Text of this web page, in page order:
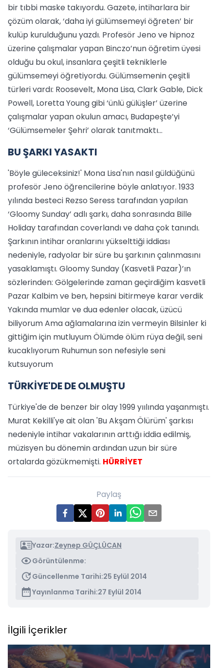
bir tıbbi maske takıyordu. Gazete, intiharlara bir
çözüm olarak, ‘daha iyi gülümsemeyi öğreten’ bir
kulüp kurulduğunu yazdı. Profesör Jeno ve hipnoz
üzerine çalışmalar yapan Binczo’nun öğretim üyesi
olduğu bu okul, insanlara çeşitli tekniklerle
gülümsemeyi öğretiyordu. Gülümsemenin çeşitli
türleri vardı: Roosevelt, Mona Lisa, Clark Gable, Dick
Powell, Loretta Young gibi ‘ünlü gülüşler’ üzerine
çalışmalar yapan okulun amacı, Budapeşte’yi
‘Gülümsemeler Şehri’ olarak tanıtmaktı...
BU ŞARKI YASAKTI
'Böyle güleceksiniz!' Mona Lisa'nın nasıl güldüğünü
profesör Jeno öğrencilerine böyle anlatıyor. 1933
yılında besteci Rezso Seress tarafından yapılan
‘Gloomy Sunday’ adlı şarkı, daha sonrasında Bille
Holiday tarafından coverlandı ve daha çok tanındı.
Şarkının intihar oranlarını yükselttiği iddiası
nedeniyle, radyolar bir süre bu şarkının çalınmasını
yasaklamıştı. Gloomy Sunday (Kasvetli Pazar)’ın
sözlerinden: Gölgelerinde zaman geçirdiğim kasvetli
Pazar Kalbim ve ben, hepsini bitirmeye karar verdik
Yakında mumlar ve dua edenler olacak, üzücü
biliyorum Ama ağlamalarına izin vermeyin Bilsinler ki
gittiğim için mutluyum Ölümde ölüm rüya değil, seni
kucaklıyorum Ruhumun son nefesiyle seni
kutsuyorum
TÜRKİYE'DE DE OLMUŞTU
Türkiye'de de benzer bir olay 1999 yıılında yaşanmıştı.
Murat Kekilli'ye ait olan 'Bu Akşam Ölürüm' şarkısı
nedeniyle intihar vakalarının arttığı iddia edilmiş,
müzisyen bu dönemin ardından uzun bir süre
ortalarda gözükmemişti. HÜRRİYET
Paylaş
Yazar:Zeynep GÜÇLÜCAN
Görüntülenme:
Güncellenme Tarihi:25 Eylül 2014
Yayınlanma Tarihi:27 Eylül 2014
İlgili İçerikler